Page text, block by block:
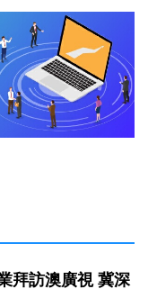
拜訪澳廣視 冀深